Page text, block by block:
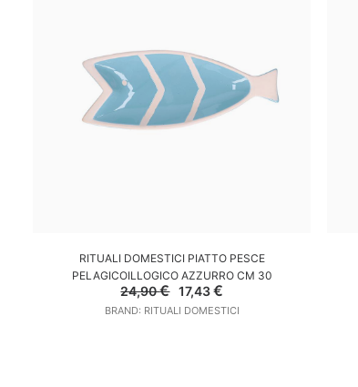
AGGIUNGI AL CARRELLO
RITUALI DOMESTICI PIATTO PESCE
PELAGICOILLOGICO AZZURRO CM 30
24,90€ Il
prezzo
originale
17,43€Il
attuale
BRAND: RITUALI DOMESTICI